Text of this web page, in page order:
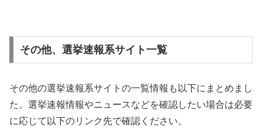
その他、選挙速報系サイト一覧
その他の選挙速報系サイトの一覧情報も以下にまとめまし
た。選挙速報情報やニュースなどを確認したい場合は必要
に応じて以下のリンク先で確認ください。